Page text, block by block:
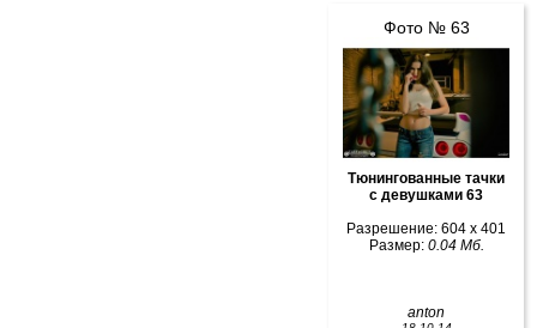
Фото № 63
Тюнингованные тачки
с девушками 63
Разрешение: 604 x 401
Размер: 0.04 Мб.
anton